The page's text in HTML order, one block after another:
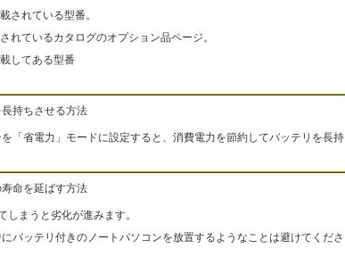
されている型番。
れているカタログのオプション品ページ。
してある型番
持ちさせる方法
「省電力」モードに設定すると、消費電力を節約してバッテリを長持
命を延ばす方法
しまうと劣化が進みます。
バッテリ付きのノートパソコンを放置するようなことは避けてくださ